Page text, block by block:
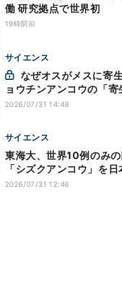
働 研究拠点で世界初
19時間前
サイエンス
ョウチンアンコウの「寄
2026/07/31 14:48
サイエンス
東海大、世界10例のみ
「シズクアンコウ」を
2026/07/31 12:46